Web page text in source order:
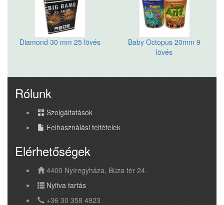
Diamond 30 mm 25 lövés
Baby Octopus 20mm 9
lövés
Rólunk
Szolgáltatások
Felhasználási feltételek
Elérhetőségek
4400 Nyíregyháza, Búza tér 24.
Nyitva tartás
+36 30 358 4923